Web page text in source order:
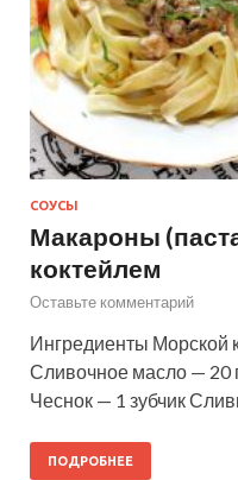
СОУСЫ
Макароны
коктейлем
Оставьте комментарий
Ингредиенты Морской
Сливочное масло — 20
Чеснок — 1 зубчик
ПОДРОБНЕЕ